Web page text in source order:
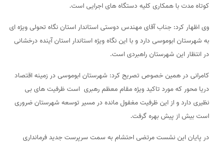
کوتاه مدت با همکاری کلیه دستگاه های اجرایی است.
وی اظهار کرد: جناب آقای مهندس دوستی استاندار استان نگاه تحولی ویژه ای
به شهرستان ابوموسی دارد و با این نگاه ویژه استاندار استان آینده درخشانی
در انتظار این شهرستان راهبردی است.
کامرانی در همین خصوص تصریح کرد: شهرستان ابوموسی در زمینه اقتصاد
دریا محور که مورد تاکید ویژه مقام معظم رهبری است ظرفیت های بی
نظیری دارد و از این ظرفیت مغفول مانده در مسیر توسعه شهرستان ضروری
است بیش از پیش بهره گرفت.
در پایان این نشست مرتضی احتشام به سمت سرپرست جدید فرمانداری